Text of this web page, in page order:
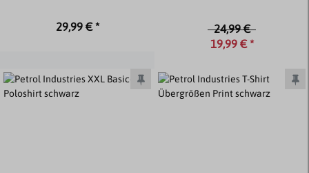
29,99 € *
24,99 €
19,99 € *